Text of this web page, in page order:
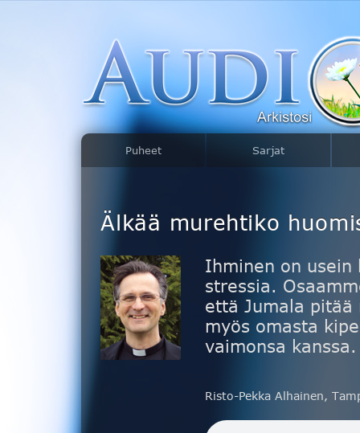
Puheet Sarjat
Älkää murehtiko
Ihminen on usein
stressia.
että Jumala pitää
myös omasta
vaimonsa kanssa.
Risto-Pekka Alhainen,